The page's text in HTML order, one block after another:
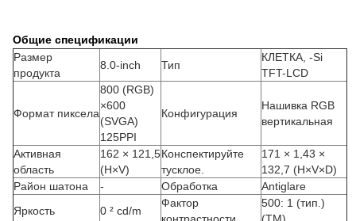
Общие спецификации
Размер
продукта
8.0-inch Тип
КЛЕТКА, -Si
TFT-LCD
Формат пиксела
800 (RGB)
×600
(SVGA)
125PPI
Конфигурация
Нашивка RGB
вертикальная
Активная
область
162 × 121,5
(H×V)
Конспектируйте
тусклое.
171 × 1,43 ×
132,7 (H×V×D)
Район шатона
- Обработка
Antiglare
Яркость
0 ² cd/m
Фактор
500: 1 (тип.)